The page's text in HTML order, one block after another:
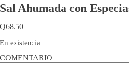
Sal Ahumada con
Q68.50
En existencia
COMENTARIO